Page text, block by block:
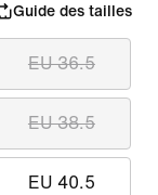
Guide des tailles
EU 36.5
EU 38.5
EU 40.5